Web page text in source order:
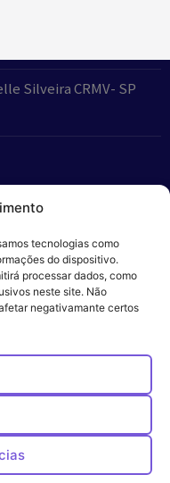
tecnologias como
do dispositivo.
processar dados, como
neste site. Não
negativamante certos
Silveira CRMV- SP